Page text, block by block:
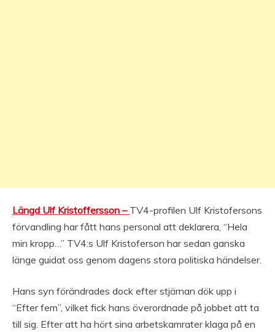
Längd Ulf Kristoffersson – TV4-profilen Ulf Kristofersons
förvandling har fått hans personal att deklarera, “Hela
min kropp…” TV4:s Ulf Kristoferson har sedan ganska
länge guidat oss genom dagens stora politiska händelser.
Hans syn förändrades dock efter stjärnan dök upp i
“Efter fem”, vilket fick hans överordnade på jobbet att ta
till sig. Efter att ha hört sina arbetskamrater klaga på en